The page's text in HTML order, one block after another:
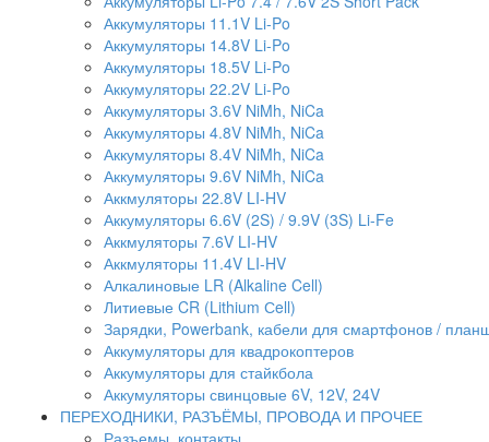
Аккумуляторы 11.1V Li-Po
Аккумуляторы 14.8V Li-Po
Аккумуляторы 18.5V Li-Po
Аккумуляторы 22.2V Li-Po
Аккумуляторы 3.6V NiMh, NiCa
Аккумуляторы 4.8V NiMh, NiCa
Аккумуляторы 8.4V NiMh, NiCa
Аккумуляторы 9.6V NiMh, NiCa
Аккмуляторы 22.8V LI-HV
Аккумуляторы 6.6V (2S) / 9.9V (3S) Li-Fe
Аккмуляторы 7.6V LI-HV
Аккмуляторы 11.4V LI-HV
Алкалиновые LR (Alkaline Cell)
Литиевые CR (Lithium Сell)
Зарядки, Powerbank, кабели для смартфонов /
Аккумуляторы для квадрокоптеров
Аккумуляторы для стайкбола
Аккумуляторы свинцовые 6V, 12V, 24V
ПЕРЕХОДНИКИ, РАЗЪЁМЫ, ПРОВОДА И ПРОЧЕЕ
Разъемы, контакты